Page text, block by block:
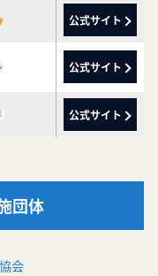
公式サイト
公式サイト
公式サイト
団体
会